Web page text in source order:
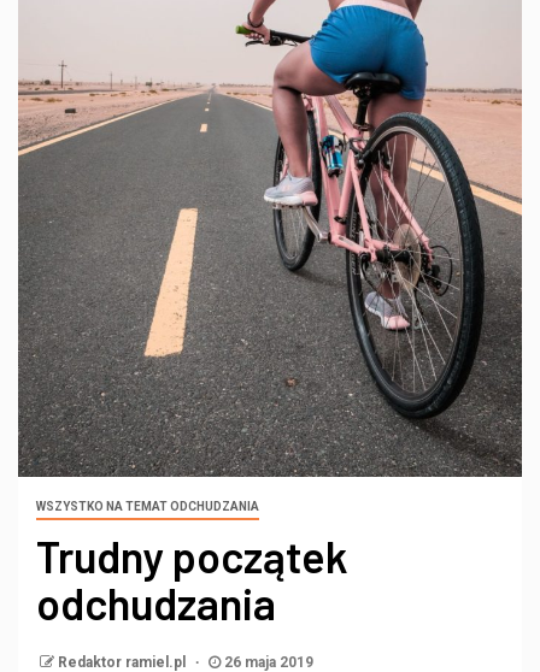
WSZYSTKO NA TEMAT ODCHUDZANIA
Trudny początek
odchudzania
Redaktor ramiel.pl 26 maja 2019